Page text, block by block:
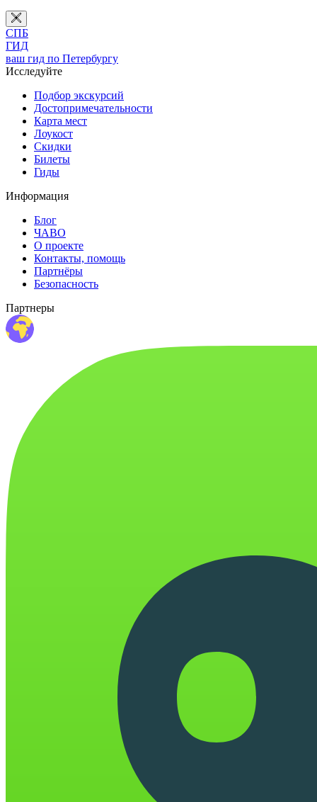
СПБ
ГИД
ваш гид по Петербургу
Исследуйте
Подбор экскурсий
Достопримечательности
Карта мест
Лоукост
Скидки
Билеты
Гиды
Информация
Блог
ЧАВО
О проекте
Контакты, помощь
Партнёры
Безопасность
Партнеры